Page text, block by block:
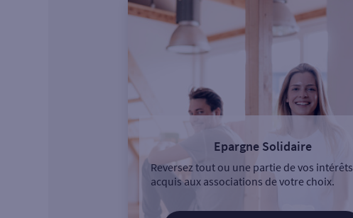
Epargne Solidaire
Reversez tout ou une partie de vos intérêts
acquis aux associations de votre choix.